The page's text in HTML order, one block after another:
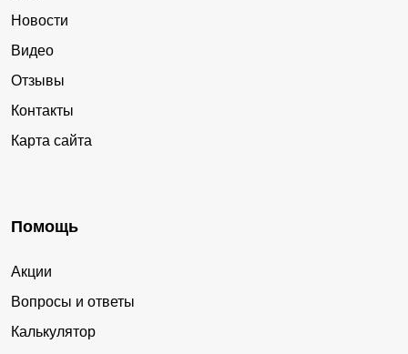
Новости
Видео
Отзывы
Контакты
Карта сайта
Помощь
Акции
Вопросы и ответы
Калькулятор